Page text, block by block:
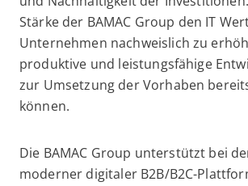
Stärke der BAMAC Group den IT
Unternehmen nachweislich zu
produktive und leistungsfähige
zur Umsetzung der Vorhaben
können.
Die BAMAC Group unterstützt bei
moderner digitaler B2B/B2C-